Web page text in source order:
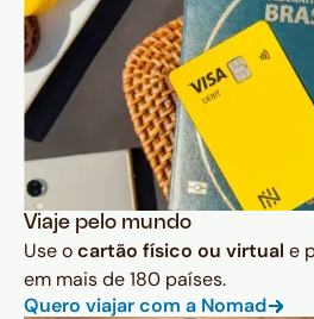
Viaje pelo mundo
Use ocartão físico ou virtual e
em mais de 180 países.
Quero viajar com a Nomad